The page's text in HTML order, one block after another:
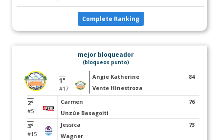
Complete Ranking
mejor bloqueador
(bloqueos punto)
1°
#17
Angie Katherine
Vente Hinestroza
84
2°
#5
Carmen
Unzúe Basagoiti
76
3°
#15
Jessica
Wagner
73